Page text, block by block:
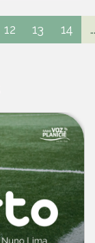
12 13 14 ...